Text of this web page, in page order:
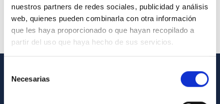
nuestros partners de redes sociales, publicidad y análisis
web, quienes pueden combinarla con otra información
que les haya proporcionado o que hayan recopilado a
partir del uso que haya hecho de sus servicios.
Necesarias
INFORMACIÓN GENERAL